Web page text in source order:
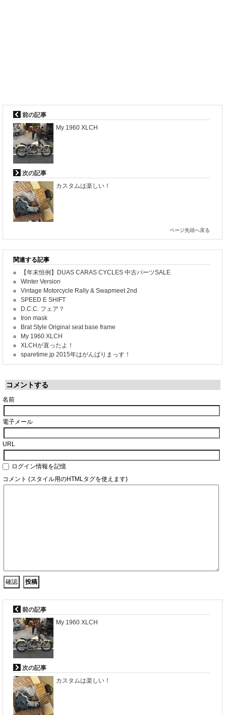
前の記事
My 1960 XLCH
次の記事
カスタムは楽しい！
ページ先頭へ戻る
関連する記事
【年末恒例】DUAS CARAS CYCLES 中古パーツSALE
Winter Version
Vintage Motorcycle Rally & Swapmeet 2nd
SPEED E SHIFT
D.C.C. フェア？
Iron mask
Brat Style Original seat base frame
My 1960 XLCH
XLCHが直ったよ！
sparetime.jp 2015年はがんばりまっす！
コメントする
名前
電子メール
URL
ログイン情報を記憶
コメント (スタイル用のHTMLタグを使えます)
前の記事
My 1960 XLCH
次の記事
カスタムは楽しい！